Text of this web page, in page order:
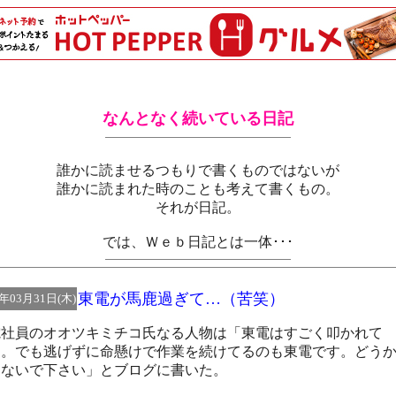
なんとなく続いている日記
誰かに読ませるつもりで書くものではないが
誰かに読まれた時のことも考えて書くもの。
それが日記。
では、Ｗｅｂ日記とは一体･･･
03月31日(木)東電が馬鹿過ぎて…（苦笑）
員のオオツキミチコ氏なる人物は「東電はすごく叩かれて
でも逃げずに命懸けで作業を続けてるのも東電です。どう
いで下さい」とブログに書いた。